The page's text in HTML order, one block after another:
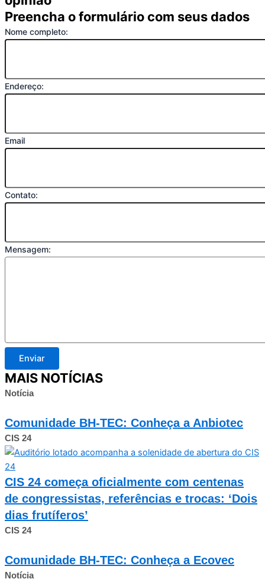
Preencha o formulário com seus dados
Nome completo:
Endereço:
Email
Contato:
Mensagem:
Enviar
MAIS NOTÍCIAS
Notícia
Comunidade BH-TEC: Conheça a Anbiotec
CIS 24
CIS 24 começa oficialmente com centenas
de congressistas, referências e trocas: ‘Dois
dias frutíferos’
CIS 24
Comunidade BH-TEC: Conheça a Ecovec
Notícia